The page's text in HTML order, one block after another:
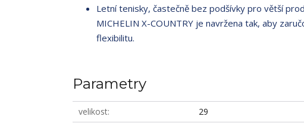
Letní tenisky, častečně bez podšívky pro větší
MICHELIN X-COUNTRY je navržena tak, aby
flexibilitu.
Parametry
velikost 29